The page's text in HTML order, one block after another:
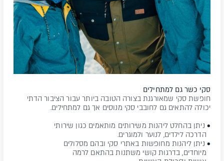
סקי כשר גם למתחילים
חופשת סקי שמאורגנת בצורה הטובה ביותר עבור הציבור הדתי
יכולה להתאים גם לחובבי סקי מנוסים אך גם למתחילים.
• ניתן בהחלט ליהנות משירותים מותאמים כגון שירותי
הדרכה לילדים, לנוער ולמוגרים.
• ניתן ליהנות מחופשות באתרי סקי ובהם מסלולים
מיוחדים, בדרגות קושי משתנות בהתאם לרמה